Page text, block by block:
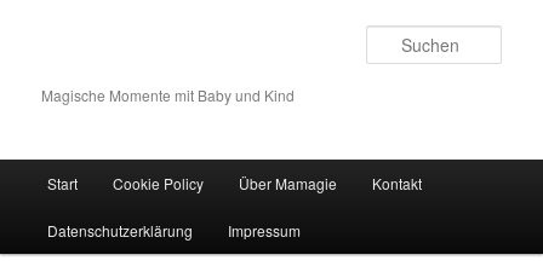
Magische Momente mit Baby und Kind
Zum Inhalt wechseln
Zum sekundären Inhalt wechseln
Start Cookie Policy Über Mamagie Kontakt
Datenschutzerklärung Impressum